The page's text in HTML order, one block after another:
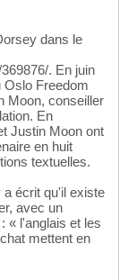
dans le
. En juin
Oslo Freedom
Moon, conseiller
En
Justin Moon ont
en huit
textuelles.
écrit qu'il existe
avec un
« l'anglais et les
mettent en